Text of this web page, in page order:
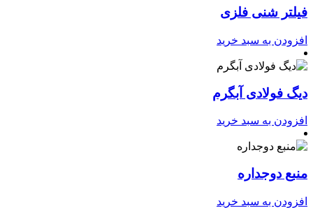
فیلتر شنی فلزی
افزودن به سبد خرید
دیگ فولادی آبگرم
افزودن به سبد خرید
منبع دوجداره
افزودن به سبد خرید